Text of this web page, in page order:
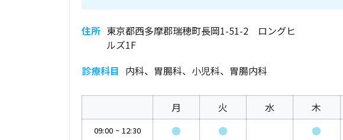
住所 東京都西多摩郡瑞穂町長岡1-51-2 ロングヒ
ルズ1F
診療科目 内科、胃腸科、小児科、胃腸内科
月 火 水 木
09:00 ~ 12:30 ● ● ●